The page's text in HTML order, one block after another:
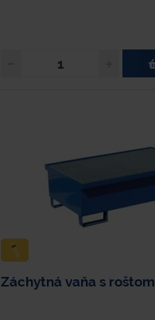
Záchytná vaňa s roštom